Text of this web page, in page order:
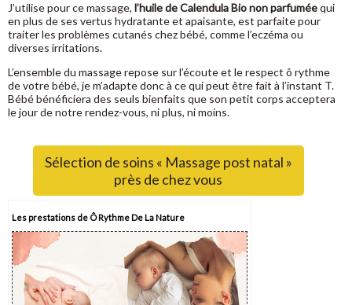
J’utilise pour ce massage, l’huile de Calendula Bio non parfuméequi
en plus de ses vertus hydratante et apaisante, est parfaite pour
traiter les problèmes cutanés chez bébé, comme l’eczéma ou
diverses irritations.
L’ensemble du massage repose sur l’écoute et le respect ô rythme
de votre bébé, je m’adapte donc à ce qui peut être fait à l’instant T.
Bébé bénéficiera des seuls bienfaits que son petit corps acceptera
le jour de notre rendez-vous, ni plus, ni moins.
Sélection de soins « Massage post natal »
près de chez vous
Les prestations de Ô Rythme De La Nature